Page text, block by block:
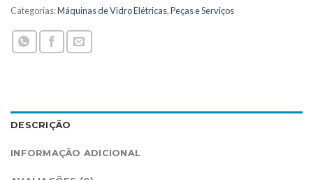
Categorias:Máquinas de Vidro Elétricas,Peças e Serviços
DESCRIÇÃO
INFORMAÇÃO ADICIONAL